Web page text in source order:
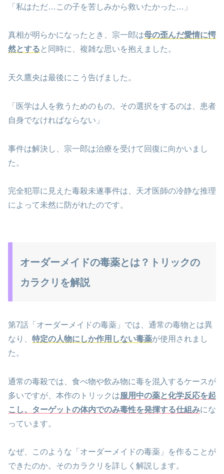
「私はただ…この子を苦しみから救いたかった…」
真相が明らかになったとき、宗一郎は母の歪んだ愛情に愕
然とする と同時に、複雑な思いを抱えました。
天久鷹央は最後にこう告げました。
「医学は人を救うためのもの。その選択をするのは、患者
自身でなければならない」
事件は解決し、宗一郎は治療を受けて回復に向かいまし
た。
完全犯罪に見えた毒殺未遂事件は、天才医師の冷静な推理
によって未然に防がれたのです。
オーダーメイドの毒薬とは？トリックの
カラクリを解説
第7話「オーダーメイドの毒薬」では、通常の毒物とは異
なり、 特定の人物にしか作用しない毒薬が使用されまし
た。
通常の毒殺では、食べ物や飲み物に毒を混入するケースが
多いですが、本作のトリックは 服用中の薬と化学反応を起
こし、ターゲットの体内でのみ毒性を発揮する仕組みにな
っています。
なぜ、このような「オーダーメイドの毒薬」を作ることが
できたのか。そのカラクリを詳しく解説します。